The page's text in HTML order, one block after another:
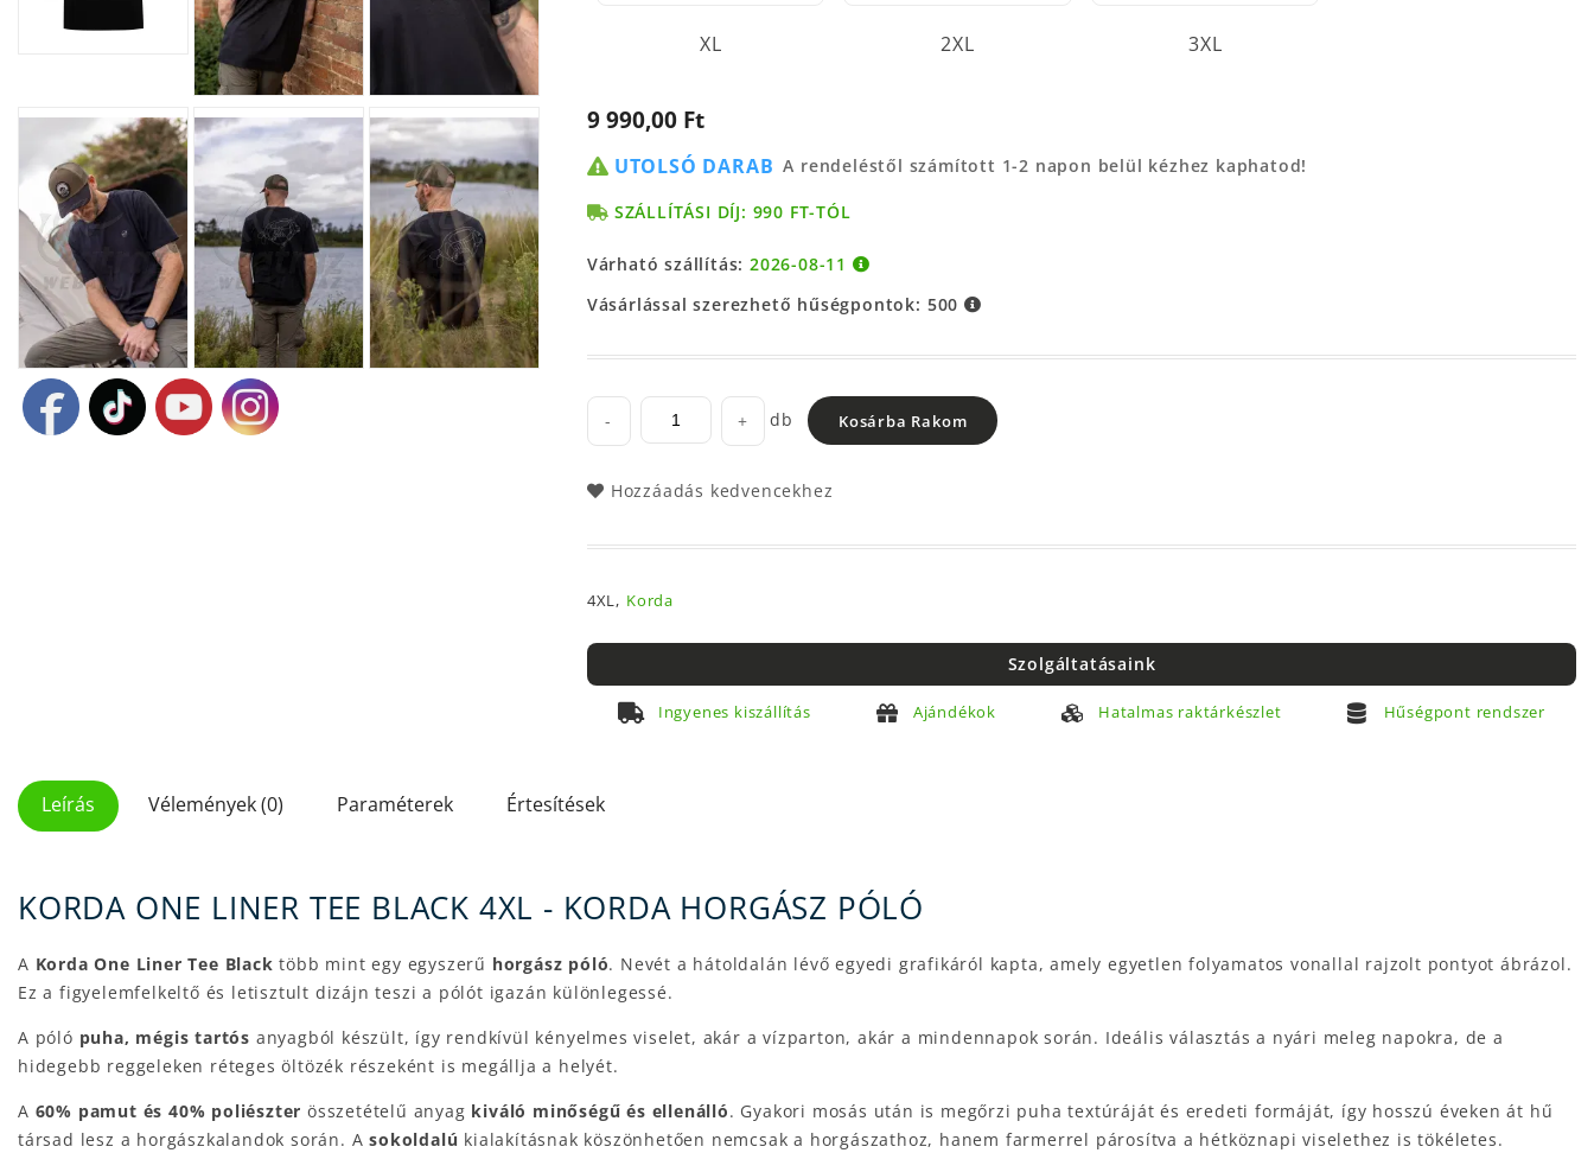
XL 2XL 3XL
9 990,00 Ft
UTOLSÓ DARAB A rendeléstől számított 1-2 napon belül kézhez kaphatod!
SZÁLLÍTÁSI DÍJ: 990 FT-TÓL
Várható szállítás:2026-08-11
Vásárlással szerezhető hűségpontok: 500
- + db Kosárba Rakom
Hozzáadás kedvencekhez
4XL, Korda
Szolgáltatásaink
Ingyenes kiszállítás Ajándékok Hatalmas raktárkészlet Hűségpont rendszer
Leírás Vélemények (0) Paraméterek Értesítések
KORDA ONE LINER TEE BLACK 4XL - KORDA HORGÁSZ PÓLÓ
A Korda One Liner Tee Blacktöbb mint egy egyszerű horgász póló. Nevét a hátoldalán lévő egyedi grafikáról kapta, amely egyetlen folyamatos vonallal rajzolt pontyot ábrázol.
Ez a figyelemfelkeltő és letisztult dizájn teszi a pólót igazán különlegessé.
A póló puha, mégis tartós anyagból készült, így rendkívül kényelmes viselet, akár a vízparton, akár a mindennapok során. Ideális választás a nyári meleg napokra, de a
hidegebb reggeleken réteges öltözék részeként is megállja a helyét.
A 60% pamut és 40% poliészter összetételű anyag kiváló minőségű és ellenálló. Gyakori mosás után is megőrzi puha textúráját és eredeti formáját, így hosszú éveken át hű
társad lesz a horgászkalandok során. Asokoldalú kialakításnak köszönhetően nemcsak a horgászathoz, hanem farmerrel párosítva a hétköznapi viselethez is tökéletes.